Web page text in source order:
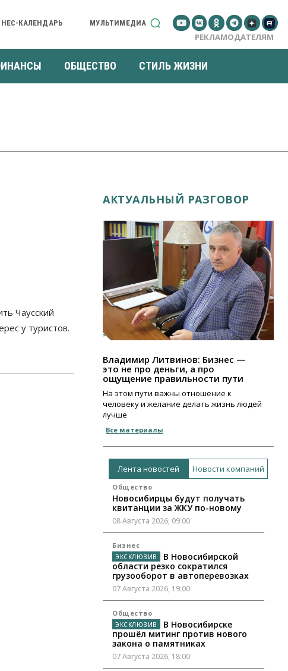
КАЛЕНДАРЬ МУЛЬТИМЕДИА
РЕКЛАМОДАТЕЛЯМ
ОБЩЕСТВО СТИЛЬ ЖИЗНИ
Чаусский
у туристов.
АКТУАЛЬНЫЙ РАЗГОВОР
Владимир Литвинов: Бизнес —
это не про деньги, а про
ощущение правильности пути
На этом пути важны отношение к
человеку и желание делать жизнь людей
лучше
Все материалы
Лента новостей Новости компаний
Общество
Новосибирцы будут получать
квитанции за ЖКУ по-новому
08 Августа 2026, 09:00
Бизнес
В Новосибирской
области резко сократился
грузооборот в автоперевозках
07 Августа 2026, 19:00
Общество
В Новосибирске
прошёл митинг против нового
закона о памятниках
07 Августа 2026, 18:00